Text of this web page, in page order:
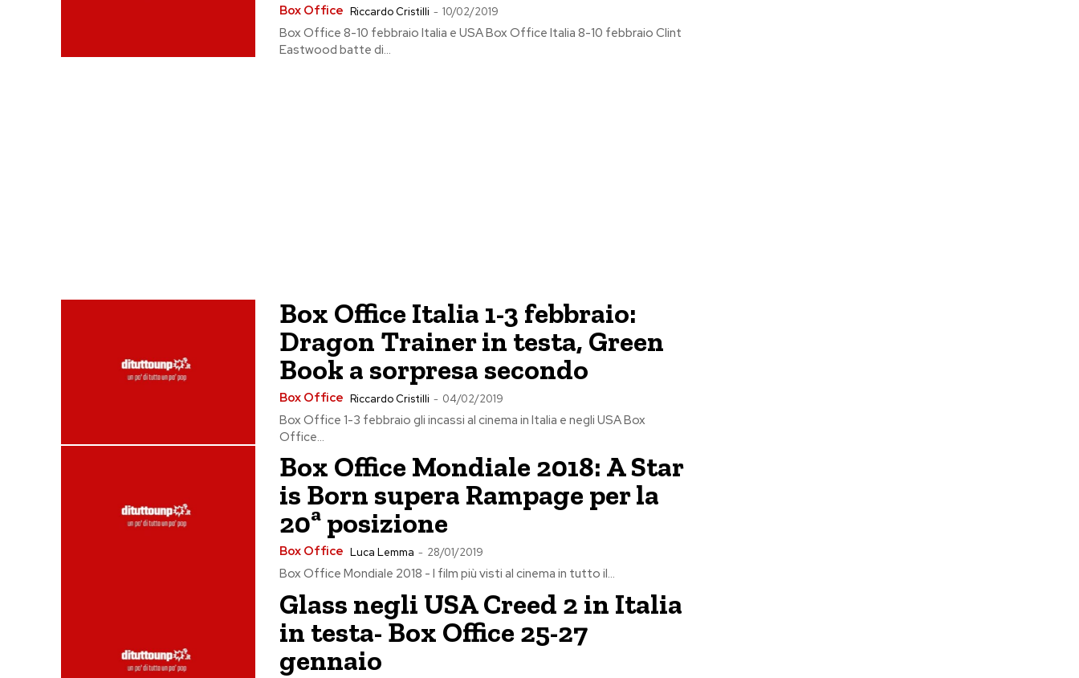
Box Office Riccardo Cristilli - 10/02/2019
Box Office 8-10 febbraio Italia e USA Box Office Italia 8-10 febbraio Clint
Eastwood batte di...
Box Office Italia 1-3 febbraio:
Dragon Trainer in testa, Green
Book a sorpresa secondo
Box Office Riccardo Cristilli - 04/02/2019
Box Office 1-3 febbraio gli incassi al cinema in Italia e negli USA Box
Office...
Box Office Mondiale 2018: A Star
is Born supera Rampage per la
20ª posizione
Box Office Luca Lemma - 28/01/2019
Box Office Mondiale 2018 - I film più visti al cinema in tutto il...
Glass negli USA Creed 2 in Italia
in testa- Box Office 25-27
gennaio